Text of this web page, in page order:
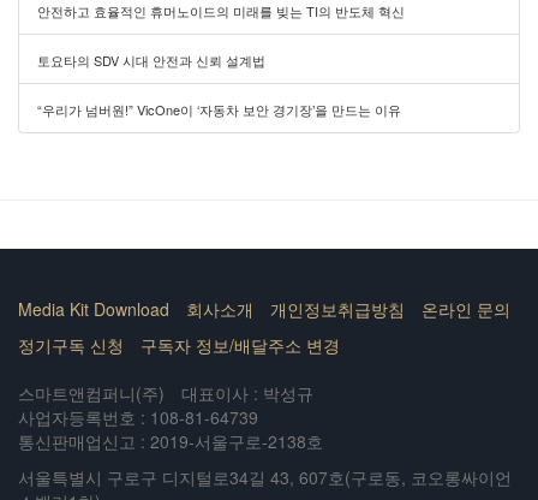
안전하고 효율적인 휴머노이드의 미래를 빚는 TI의 반도체 혁신
토요타의 SDV 시대 안전과 신뢰 설계법
“우리가 넘버원!” VicOne이 ‘자동차 보안 경기장’을 만드는 이유
Media Kit Download 회사소개 개인정보취급방침
온라인 문의
정기구독 신청
구독자 정보/배달주소 변경
스마트앤컴퍼니(주)
대표이사 : 박성규
사업자등록번호 : 108-81-64739
통신판매업신고 : 2019-서울구로-2138호
서울특별시 구로구 디지털로34길 43, 607호(구로동, 코오롱싸이언